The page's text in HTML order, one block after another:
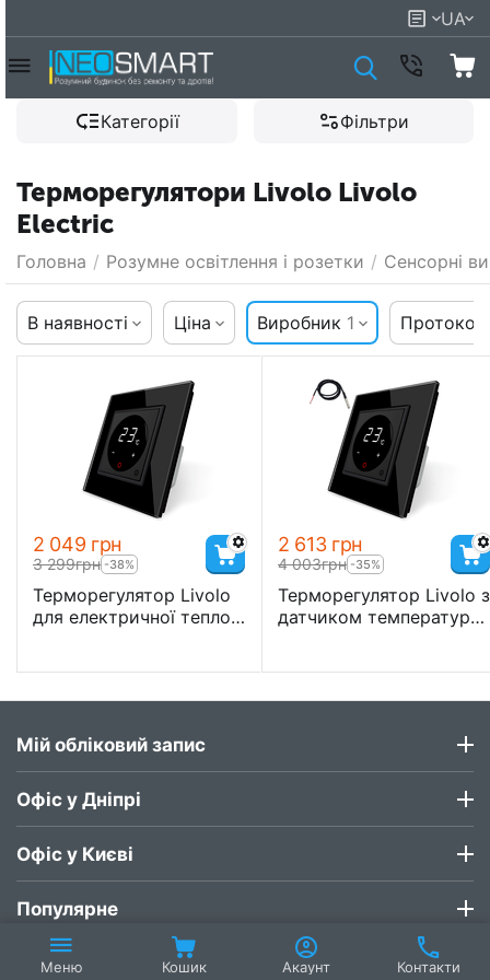
UA
Категорії Фільтри
Терморегулятори Livolo Livolo
Electric
Головна / Розумне освітлення і розетки / Сенсорні
В наявності Ціна Виробник 1 Протокол
2 049 грн
3 299грн -38%
Терморегулятор Livolo
для електричної теплої
2 613 грн
4 003грн -35%
Терморегулятор Livolo з
датчиком температури
Мій обліковий запис
Офіс у Дніпрі
Офіс у Києві
Популярне
Меню Кошик Акаунт Контакти